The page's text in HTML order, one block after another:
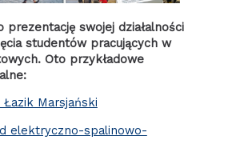
prezentację swojej działalności
studentów pracujących w
Oto przykładowe
Marsjański
elektryczno-spalinowo-